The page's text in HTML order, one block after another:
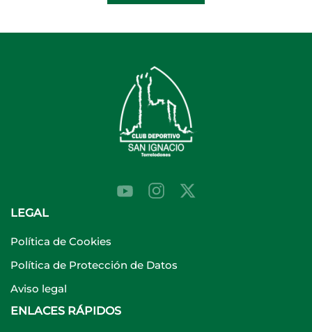
LEGAL
Política de Cookies
Política de Protección de Datos
Aviso legal
ENLACES RÁPIDOS